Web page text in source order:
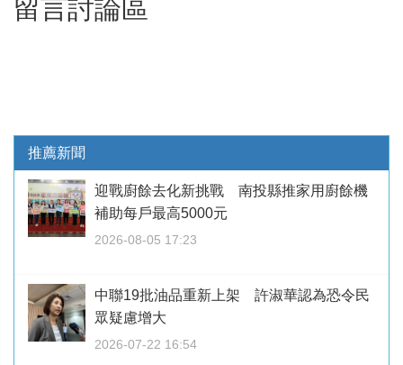
留言討論區
推薦新聞
迎戰廚餘去化新挑戰 南投縣推家用廚餘機
補助每戶最高5000元
2026-08-05 17:23
中聯19批油品重新上架 許淑華認為恐令民
眾疑慮增大
2026-07-22 16:54